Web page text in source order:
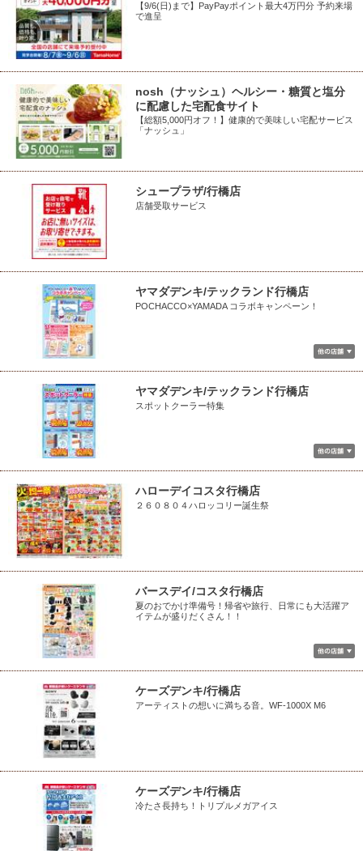
【9/6(日)まで】PayPayポイント最大4万円分 予約来場
で進呈
nosh（ナッシュ）ヘルシー・糖質と塩分
に配慮した宅配食サイト
【総額5,000円オフ！】健康的で美味しい宅配サービス
「ナッシュ」
シュープラザ/行橋店
店舗受取サービス
ヤマダデンキ/テックランド行橋店
POCHACCO×YAMADA コラボキャンペーン！
ヤマダデンキ/テックランド行橋店
スポットクーラー特集
ハローデイコスタ行橋店
２６０８０４ハロッコリー誕生祭
バースデイ/コスタ行橋店
夏のおでかけ準備号！帰省や旅行、日常にも大活躍ア
イテムが盛りだくさん！！
ケーズデンキ/行橋店
アーティストの想いに満ちる音。WF-1000X M6
ケーズデンキ/行橋店
冷たさ長持ち！トリプルメガアイス